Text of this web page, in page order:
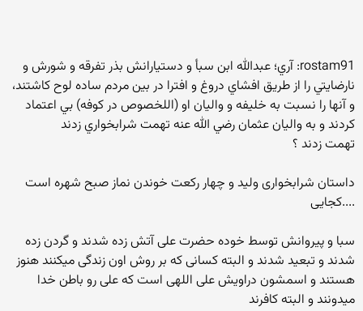
rostam91: آري؛ عبدالله ابن سبأ و دستيارانش بذر تفرقه و شورش و
نارضايتي را از طريق افشاي دروغ و افترا در بين مردم ساده لوح کاشتند،
و آنها را نسبت به خليفه و واليان او (اللخصوص در کوفه) بي اعتماد
کردند و به واليان عثمان رضي الله عنه تهمت شرابخواري زدند
تهمت زدند ؟
داستان شرابخواری ولید و چهار رکعت خوندن نماز صبح شهره است
....کجایی
سبا و پیروانش توسط خوده حضرت علی آتش زده شدند و گردن زده
شدند و تبعید شدند و البته کسانی که بر روش اون زندگی میکنند هنوز
هستند و اسمشون دراویش علی اللهی است که علی رو باطن خدا
میدونند و البته کافرند